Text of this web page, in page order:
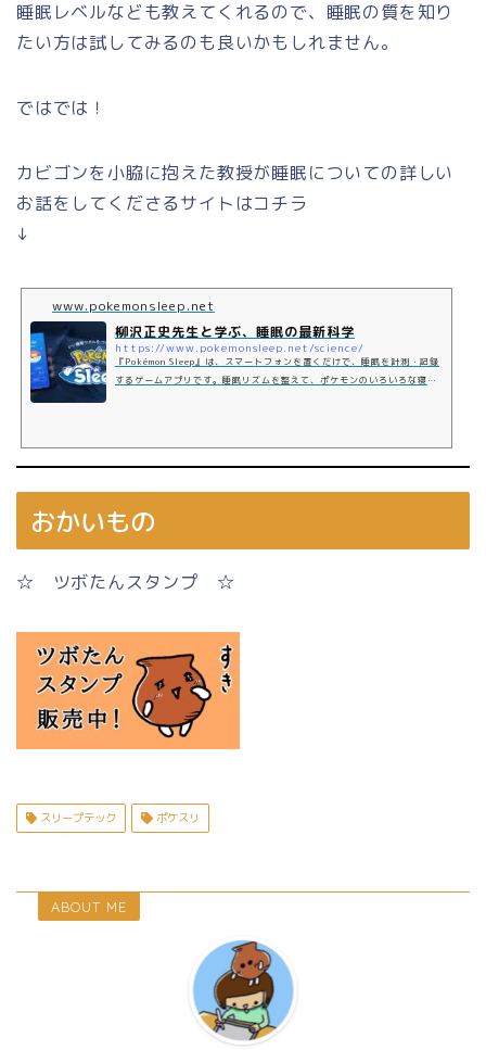
睡眠レベルなども教えてくれるので、睡眠の質を知り
たい方は試してみるのも良いかもしれません。
ではでは！
カビゴンを小脇に抱えた教授が睡眠についての詳しい
お話をしてくださるサイトはコチラ
↓
www.pokemonsleep.net
柳沢正史先生と学ぶ、睡眠の最新科学
https://www.pokemonsleep.net/science/
『Pokémon Sleep』は、スマートフォンを置くだけで、睡眠を計測・記録
するゲームアプリです。睡眠リズムを整えて、ポケモンのいろいろな寝顔
おかいもの
☆ ツボたんスタンプ ☆
スリープテック ポケスリ
ABOUT ME